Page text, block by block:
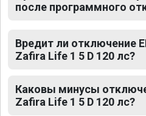
после программного
Вредит ли отключение
Zafira Life 1 5 D 120 лс?
Каковы минусы
Zafira Life 1 5 D 120 лс?